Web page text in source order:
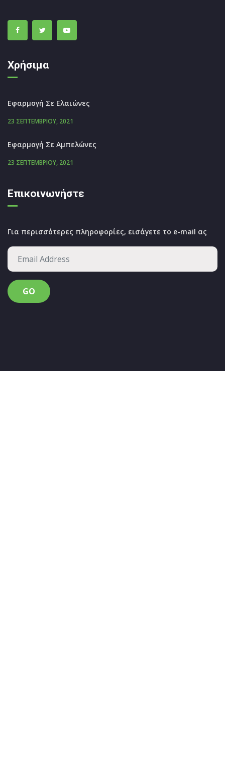
Χρήσιμα
Εφαρμογή Σε Ελαιώνες
23 ΣΕΠΤΕΜΒΡΊΟΥ, 2021
Εφαρμογή Σε Αμπελώνες
23 ΣΕΠΤΕΜΒΡΊΟΥ, 2021
Επικοινωνήστε
Για περισσότερες πληροφορίες, εισάγετε το e-mail ας